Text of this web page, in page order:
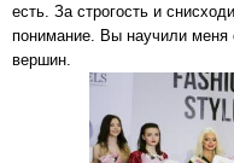
есть. За строгость и
понимание. Вы научили меня
вершин.